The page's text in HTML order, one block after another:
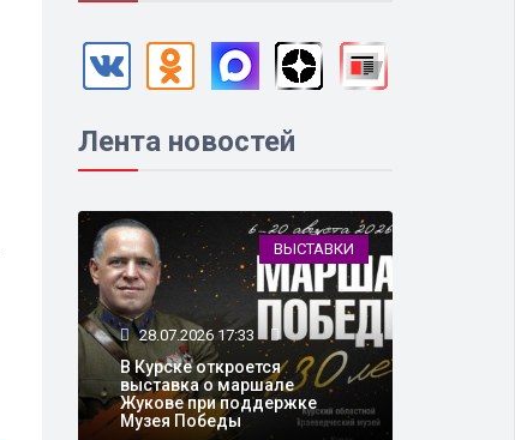
Лента новостей
ВЫСТАВКИ
28.07.2026 17:33
В Курске откроется
выставка о маршале
Жукове при поддержке
Музея Победы